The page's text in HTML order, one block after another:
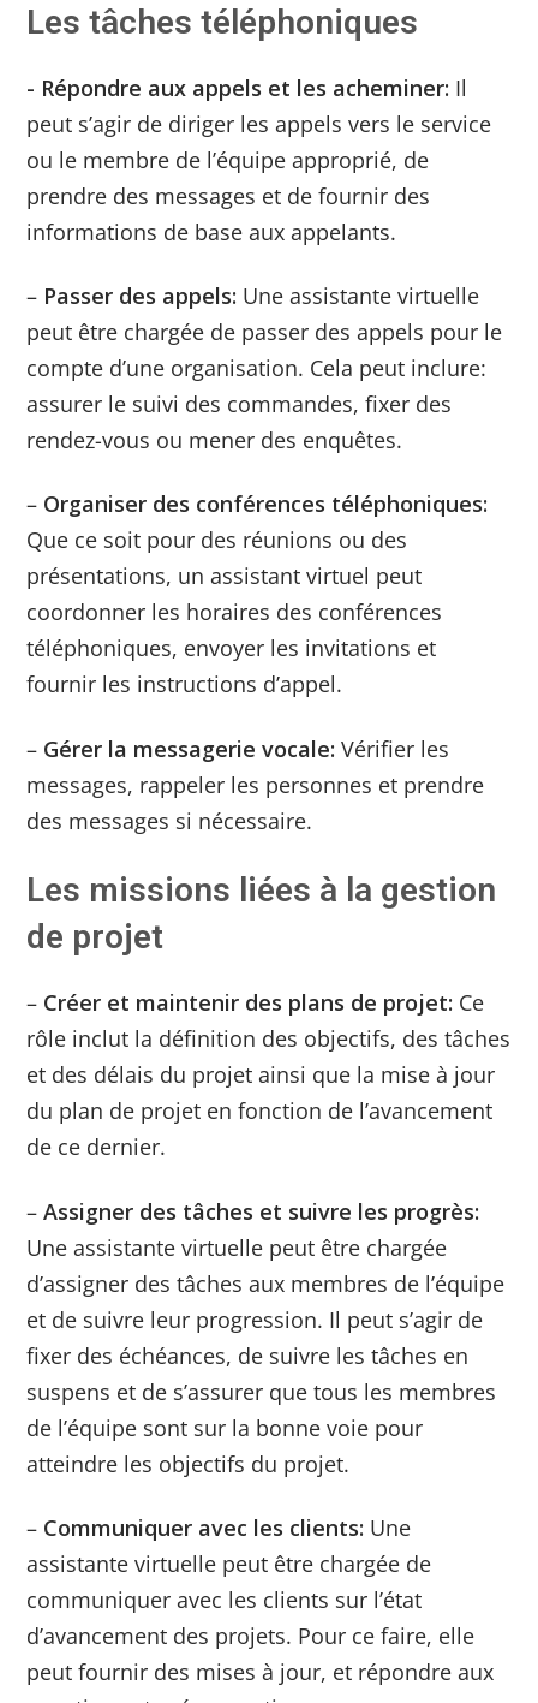
Les tâches téléphoniques
​​- Répondre aux appels et les acheminer: Il
peut s’agir de diriger les appels vers le service
ou le membre de l’équipe approprié, de
prendre des messages et de fournir des
informations de base aux appelants.
– Passer des appels: Une assistante virtuelle
peut être chargée de passer des appels pour le
compte d’une organisation. Cela peut inclure:
assurer le suivi des commandes, fixer des
rendez-vous ou mener des enquêtes.
– Organiser des conférences téléphoniques:
Que ce soit pour des réunions ou des
présentations, un assistant virtuel peut
coordonner les horaires des conférences
téléphoniques, envoyer les invitations et
fournir les instructions d’appel.
– Gérer la messagerie vocale:Vérifier les
messages, rappeler les personnes et prendre
des messages si nécessaire.
Les missions liées à la gestion
de projet
– Créer et maintenir des plans de projet: Ce
rôle inclut la définition des objectifs, des tâches
et des délais du projet ainsi que la mise à jour
du plan de projet en fonction de l’avancement
de ce dernier.
–Assigner des tâches et suivre les progrès:
Une assistante virtuelle peut être chargée
d’assigner des tâches aux membres de l’équipe
et de suivre leur progression. Il peut s’agir de
fixer des échéances, de suivre les tâches en
suspens et de s’assurer que tous les membres
de l’équipe sont sur la bonne voie pour
atteindre les objectifs du projet.
– Communiquer avec les clients: Une
assistante virtuelle peut être chargée de
communiquer avec les clients sur l’état
d’avancement des projets. Pour ce faire, elle
peut fournir des mises à jour, et répondre aux